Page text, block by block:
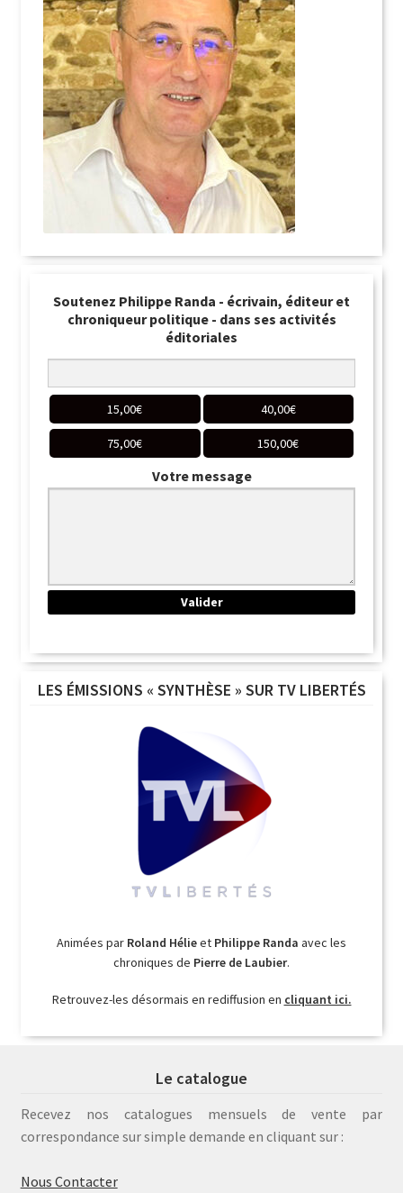
Soutenez Philippe Randa - écrivain, éditeur et
chroniqueur politique - dans ses activités
éditoriales
15,00€ 40,00€
75,00€ 150,00€
Votre message
LES ÉMISSIONS « SYNTHÈSE » SUR TV LIBERTÉS
Animées par Roland Hélieet Philippe Randa avec les
chroniques de Pierre de Laubier.
Retrouvez-les désormais en rediffusion en cliquant ici.
Le catalogue
Recevez nos catalogues mensuels de vente par
correspondance sur simple demande en cliquant sur :
Nous Contacter